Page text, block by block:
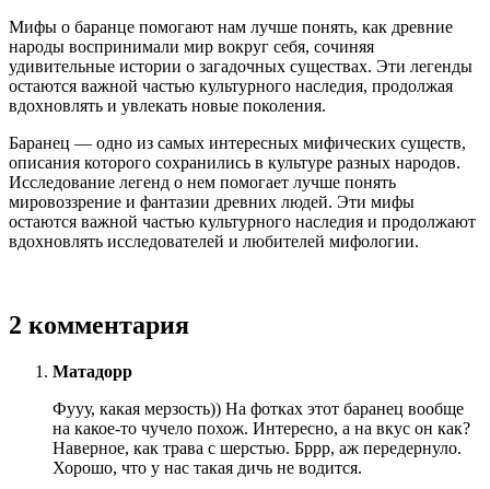
Мифы о баранце помогают нам лучше понять, как древние
народы воспринимали мир вокруг себя, сочиняя
удивительные истории о загадочных существах. Эти легенды
остаются важной частью культурного наследия, продолжая
вдохновлять и увлекать новые поколения.
Баранец — одно из самых интересных мифических существ,
описания которого сохранились в культуре разных народов.
Исследование легенд о нем помогает лучше понять
мировоззрение и фантазии древних людей. Эти мифы
остаются важной частью культурного наследия и продолжают
вдохновлять исследователей и любителей мифологии.
2 комментария
Матадорр
Фууу, какая мерзость)) На фотках этот баранец вообще
на какое-то чучело похож. Интересно, а на вкус он как?
Наверное, как трава с шерстью. Бррр, аж передернуло.
Хорошо, что у нас такая дичь не водится.